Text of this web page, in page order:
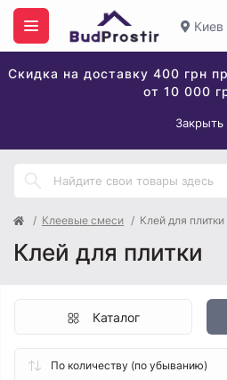
Киев
Скидка на доставку 400 грн
от 10 000
Закрыть
Клеевые смеси Клей для плитки
Клей для плитки
Каталог